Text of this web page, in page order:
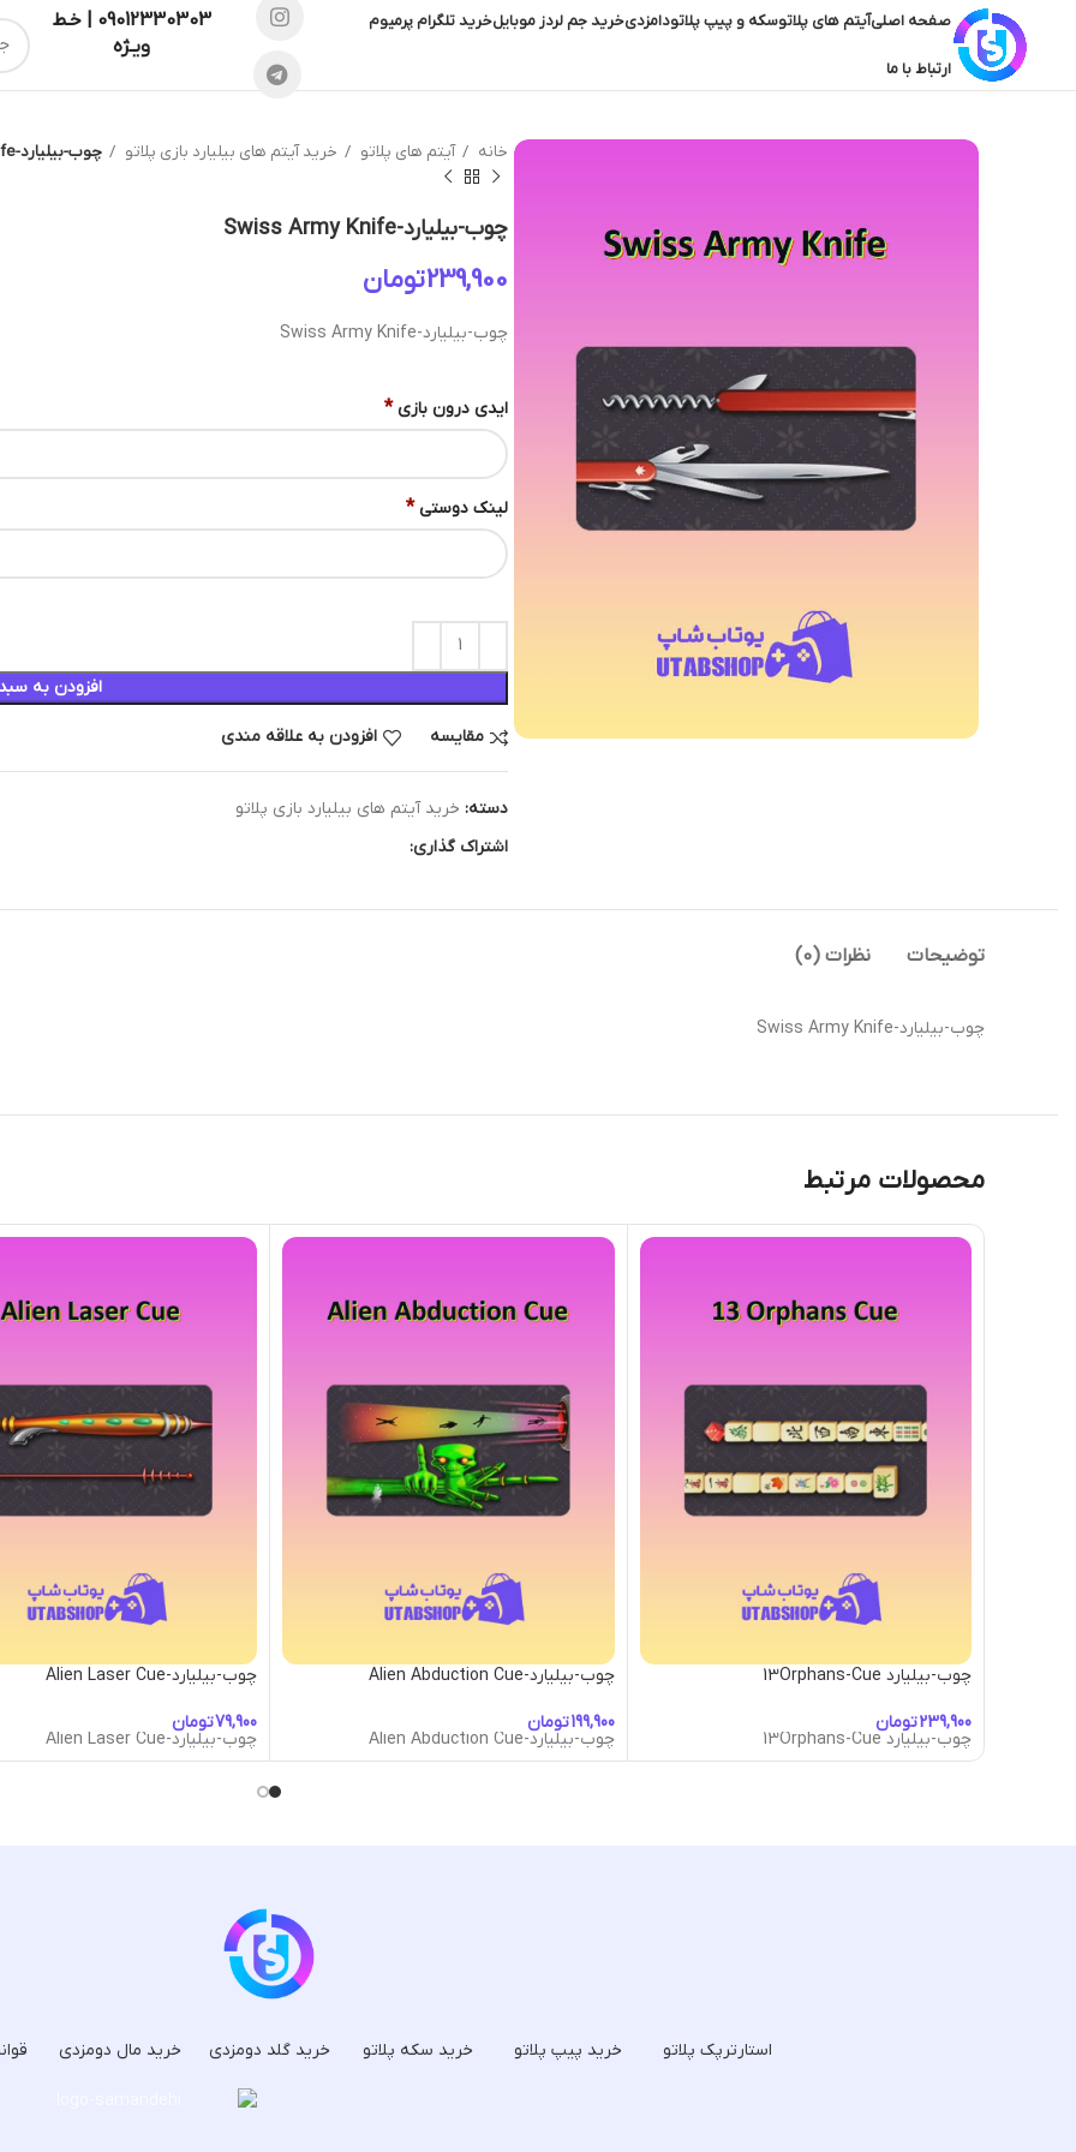
صفحه اصلیآیتم های پلاتوسکه و پیپ پلاتودامزدیخرید جم لردز موبایلخرید تلگرام پرمیوم
ارتباط با ما
09012330303 | خـط
ویـژه
خانه آیتم های پلاتو خرید آیتم های بیلیارد بازی پلاتو چوب-بیلیارد-Swiss Army Knife
چوب-بیلیارد-Swiss Army Knife
تومان
چوب-بیلیارد-Swiss Army Knife
ایدی درون بازی *
لینک دوستی *
افزودن به
مقایسه افزودن به علاقه مندی
دسته: خرید آیتم های بیلیارد بازی پلاتو
اشتراک گذاری:
توضیحات نظرات (0)
چوب-بیلیارد-Swiss Army Knife
محصولات مرتبط
چوب-بیلیارد 13Orphans-Cue
تومان
چوب-بیلیارد 13Orphans-Cue
چوب-بیلیارد-Alien Abduction Cue
تومان
چوب-بیلیارد-Alien Abduction Cue
چوب-بیلیارد-Alien Laser Cue
تومان
چوب-بیلیارد-Alien Laser Cue
استارترپک پلاتو خرید پیپ پلاتو خرید سکه پلاتو خرید گلد دومزدی خرید مال دومزدی